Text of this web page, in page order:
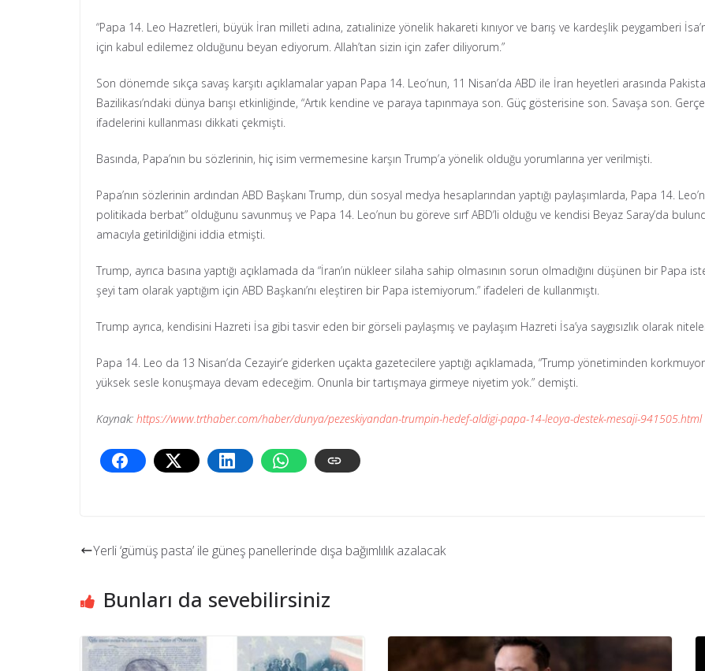
“Papa 14. Leo Hazretleri, büyük İran milleti adına, zatıalinize yönelik hakareti kınıyor ve barış ve kardeşlik peygamberi
için kabul edilemez olduğunu beyan ediyorum. Allah’tan sizin için zafer diliyorum.”
Son dönemde sıkça savaş karşıtı açıklamalar yapan Papa 14. Leo’nun, 11 Nisan’da ABD ile İran heyetleri arasında
Bazilikası’ndaki dünya barışı etkinliğinde, “Artık kendine ve paraya tapınmaya son. Güç gösterisine son. Savaşa son.
ifadelerini kullanması dikkati çekmişti.
Basında, Papa’nın bu sözlerinin, hiç isim vermemesine karşın Trump’a yönelik olduğu yorumlarına yer verilmişti.
Papa’nın sözlerinin ardından ABD Başkanı Trump, dün sosyal medya hesaplarından yaptığı paylaşımlarda, Papa 14.
politikada berbat” olduğunu savunmuş ve Papa 14. Leo’nun bu göreve sırf ABD’li olduğu ve kendisi Beyaz Saray’da
amacıyla getirildiğini iddia etmişti.
Trump, ayrıca basına yaptığı açıklamada da “İran’ın nükleer silaha sahip olmasının sorun olmadığını düşünen bir Papa
şeyi tam olarak yaptığım için ABD Başkanı’nı eleştiren bir Papa istemiyorum.” ifadeleri de kullanmıştı.
Trump ayrıca, kendisini Hazreti İsa gibi tasvir eden bir görseli paylaşmış ve paylaşım Hazreti İsa’ya saygısızlık olarak
Papa 14. Leo da 13 Nisan’da Cezayir’e giderken uçakta gazetecilere yaptığı açıklamada, “Trump yönetiminden
yüksek sesle konuşmaya devam edeceğim. Onunla bir tartışmaya girmeye niyetim yok.” demişti.
Kaynak: https://www.trthaber.com/haber/dunya/pezeskiyandan-trumpin-hedef-aldigi-papa-14-leoya-destek-mesaji-941505.html
Yerli ‘gümüş pasta’ ile güneş panellerinde dışa bağımlılık azalacak
Bunları da sevebilirsiniz